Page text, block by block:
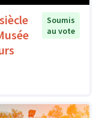
Soumis
au vote